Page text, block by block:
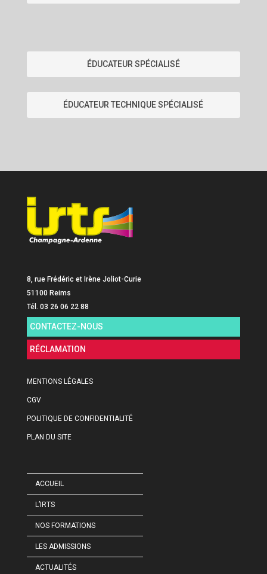
ÉDUCATEUR SPÉCIALISÉ
ÉDUCATEUR TECHNIQUE SPÉCIALISÉ
8, rue Frédéric et Irène Joliot-Curie
51100 Reims
Tél. 03 26 06 22 88
CONTACTEZ-NOUS
RÉCLAMATION
MENTIONS LÉGALES
CGV
POLITIQUE DE CONFIDENTIALITÉ
PLAN DU SITE
ACCUEIL
L’IRTS
NOS FORMATIONS
LES ADMISSIONS
ACTUALITÉS